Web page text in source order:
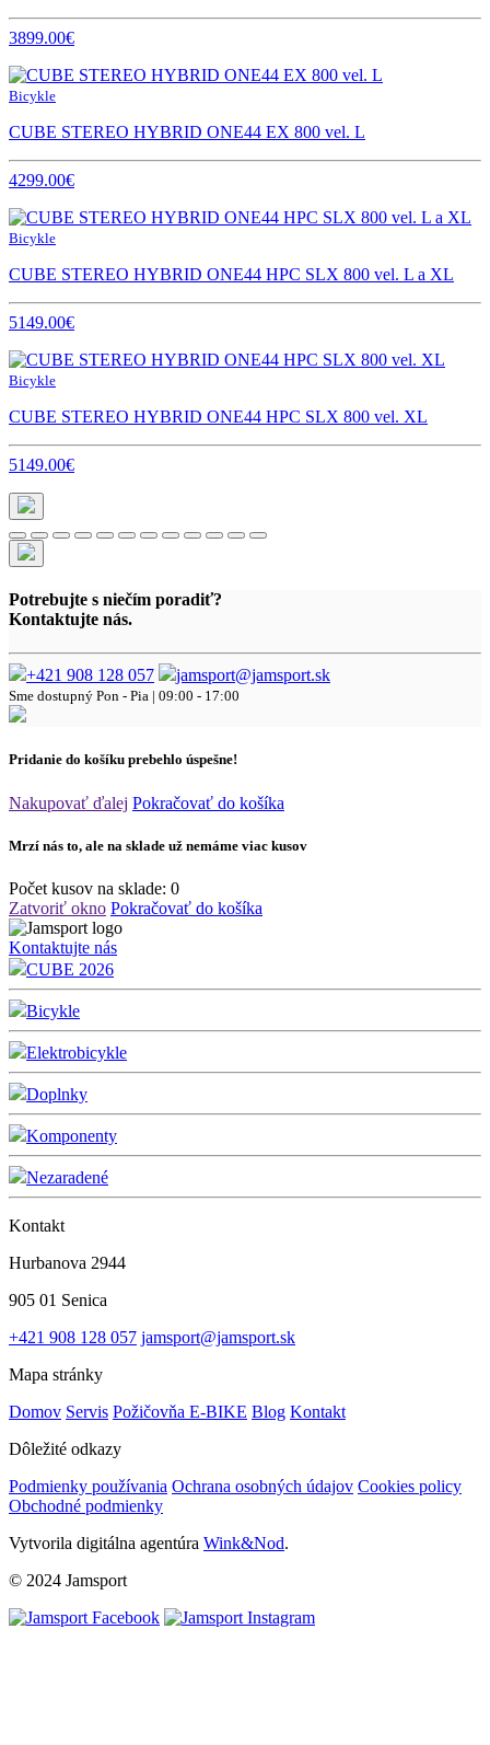
3899.00€
Bicykle
CUBE STEREO HYBRID ONE44 EX 800 vel. L
4299.00€
Bicykle
CUBE STEREO HYBRID ONE44 HPC SLX 800 vel. L a XL
5149.00€
Bicykle
CUBE STEREO HYBRID ONE44 HPC SLX 800 vel. XL
5149.00€
Potrebujte s niečím poradiť?
Kontaktujte nás.
+421 908 128 057 jamsport@jamsport.sk
Sme dostupný Pon - Pia | 09:00 - 17:00
Pridanie do košíku prebehlo úspešne!
Nakupovať ďalej Pokračovať do košíka
Mrzí nás to, ale na sklade už nemáme viac kusov
Počet kusov na sklade: 0
Zatvoriť okno Pokračovať do košíka
Kontaktujte nás
CUBE 2026
Bicykle
Elektrobicykle
Doplnky
Komponenty
Nezaradené
Kontakt
Hurbanova 2944
905 01 Senica
+421 908 128 057 jamsport@jamsport.sk
Mapa stránky
Domov Servis Požičovňa E-BIKE Blog Kontakt
Dôležité odkazy
Podmienky používania Ochrana osobných údajov Cookies policy
Obchodné podmienky
Vytvorila digitálna agentúra Wink&Nod.
© 2024 Jamsport